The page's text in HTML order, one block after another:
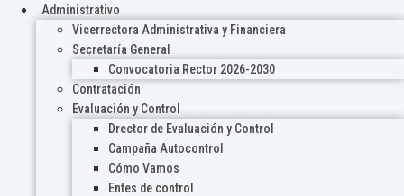
Administrativo
Vicerrectora Administrativa y Financiera
Secretaría General
Convocatoria Rector 2026-2030
Contratación
Evaluación y Control
Drector de Evaluación y Control
Campaña Autocontrol
Cómo Vamos
Entes de control